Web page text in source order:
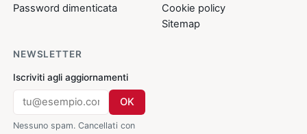
Password dimenticata
Cookie policy
Sitemap
NEWSLETTER
Iscriviti agli aggiornamenti
OK
Nessuno spam. Cancellati con